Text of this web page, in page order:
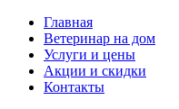
Главная
Ветеринар на дом
Услуги и цены
Акции и скидки
Контакты